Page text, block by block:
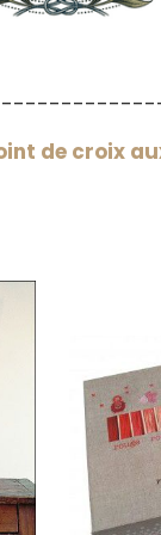
de croix